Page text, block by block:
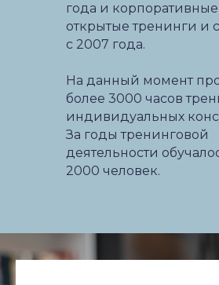
года и
открытые тренинги и
с 2007 года.
На данный момент
более 3000 часов
индивидуальных
За годы тренинговой
деятельности
2000 человек.